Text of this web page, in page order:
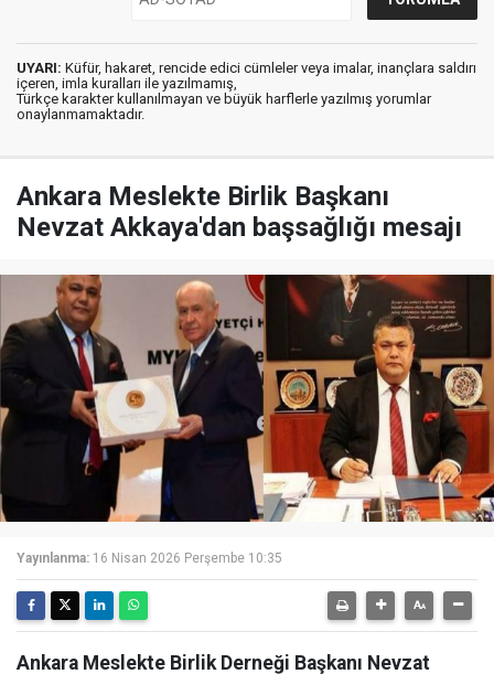
UYARI: Küfür, hakaret, rencide edici cümleler veya imalar, inançlara saldırı
içeren, imla kuralları ile yazılmamış,
Türkçe karakter kullanılmayan ve büyük harflerle yazılmış yorumlar
onaylanmamaktadır.
Ankara Meslekte Birlik Başkanı
Nevzat Akkaya'dan başsağlığı mesajı
Yayınlanma: 16 Nisan 2026 Perşembe 10:35
Ankara Meslekte Birlik Derneği Başkanı Nevzat